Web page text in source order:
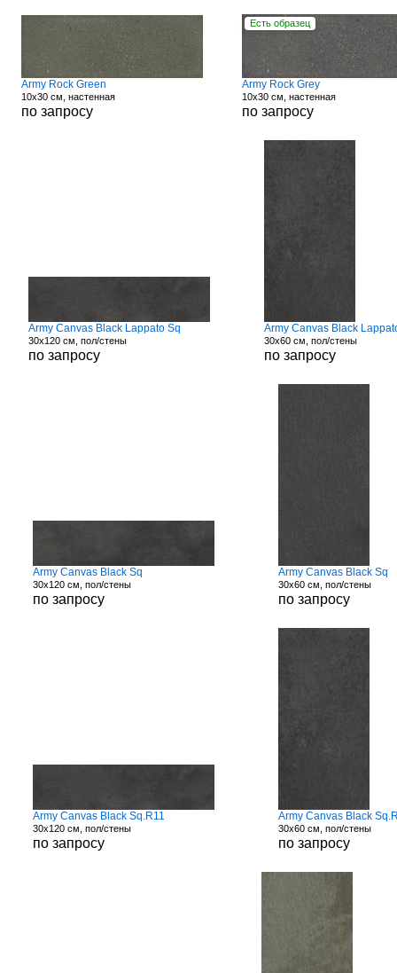
Army Rock Green
10x30 см, настенная
по запросу
Есть образец
Army Rock Grey
10x30 см, настенная
по запросу
Army Canvas Black Lappato Sq
30x120 см, пол/стены
по запросу
Army Canvas Black
30x60 см, пол/стены
по запросу
Army Canvas Black Sq
30x120 см, пол/стены
по запросу
Army Canvas Black Sq
30x60 см, пол/стены
по запросу
Army Canvas Black Sq.R11
30x120 см, пол/стены
по запросу
Army Canvas Black
30x60 см, пол/стены
по запросу